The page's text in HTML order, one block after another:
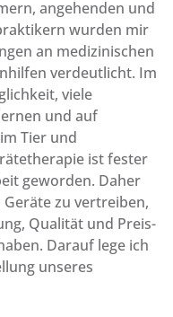
angehenden und
wurden mir
an medizinischen
verdeutlicht. Im
viele
und auf
Tier und
ist fester
geworden. Daher
zu vertreiben,
Qualität und Preis-
Darauf lege ich
unseres